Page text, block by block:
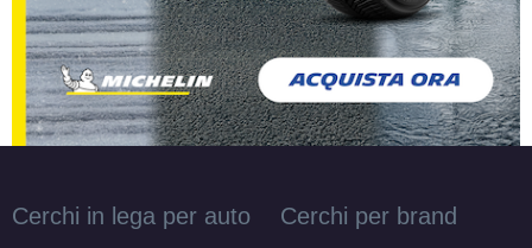
Cerchi in lega per auto Cerchi per brand